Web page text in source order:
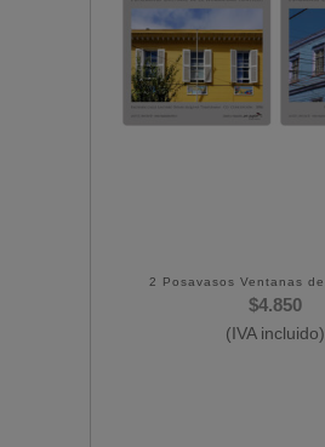
2 Posavasos Ventanas
$4.850
(IVA incluido)